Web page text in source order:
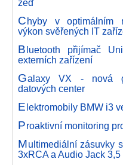
zeď
Chyby v optimálním
výkon svěřených IT
Bluetooth přijímač
externích zařízení
Galaxy VX - nová
datových center
Elektromobily BMW i3
Proaktivní monitoring
Multimediální zásuvky
3xRCA a Audio Jack 3,5